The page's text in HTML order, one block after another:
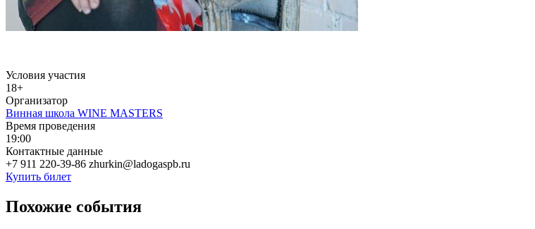
Условия участия
18+
Организатор
Винная школа WINE MASTERS
Время проведения
19:00
Контактные данные
+7 911 220-39-86 zhurkin@ladogaspb.ru
Купить билет
Похожие события